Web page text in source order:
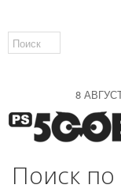
8
Поиск по